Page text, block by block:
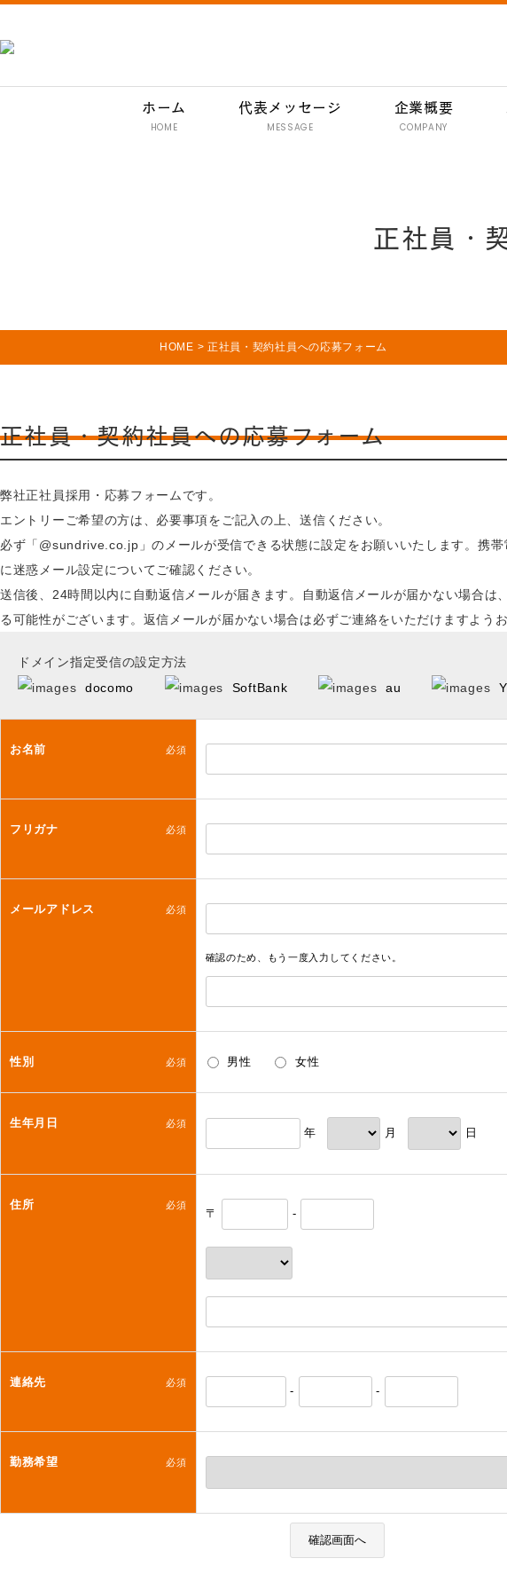
ホーム
HOME
代表メッセージ
MESSAGE
企業概要
COMPANY
正社員・
HOME > 正社員・契約社員への応募フォーム
正社員・契約社員への応募フォーム
弊社正社員採用・応募フォームです。
エントリーご希望の方は、必要事項をご記入の上、送信ください。
必ず「@sundrive.co.jp」のメールが受信できる状態に設定をお願いいたします。携
に迷惑メール設定についてご確認ください。
送信後、24時間以内に自動返信メールが届きます。自動返信メールが届かない場合は
る可能性がございます。返信メールが届かない場合は必ずご連絡をいただけますようお
ドメイン指定受信の設定方法
docomo
SoftBank au
お名前 必須
フリガナ 必須
メールアドレス 必須
確認のため、もう一度入力してください。
性別 必須 男性 女性
生年月日 必須
年 月 日
住所 必須
〒 -
連絡先 必須
- -
勤務希望 必須